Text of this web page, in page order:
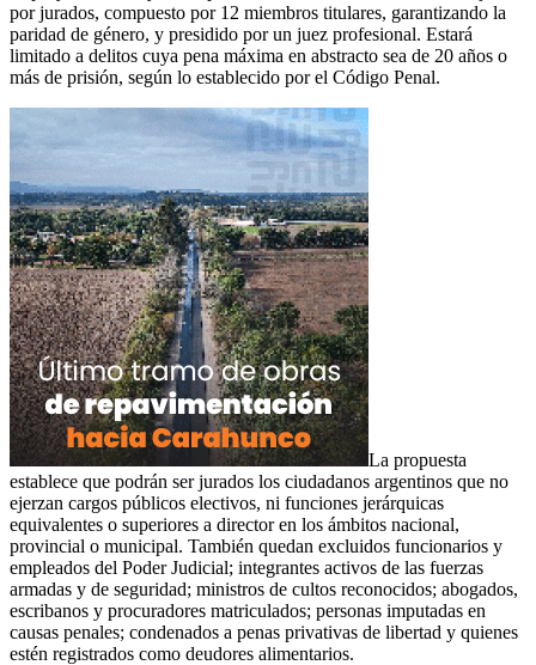
por jurados, compuesto por 12 miembros titulares, garantizando la
paridad de género, y presidido por un juez profesional. Estará
limitado a delitos cuya pena máxima en abstracto sea de 20 años o
más de prisión, según lo establecido por el Código Penal.
La propuesta
establece que podrán ser jurados los ciudadanos argentinos que no
ejerzan cargos públicos electivos, ni funciones jerárquicas
equivalentes o superiores a director en los ámbitos nacional,
provincial o municipal. También quedan excluidos funcionarios y
empleados del Poder Judicial; integrantes activos de las fuerzas
armadas y de seguridad; ministros de cultos reconocidos; abogados,
escribanos y procuradores matriculados; personas imputadas en
causas penales; condenados a penas privativas de libertad y quienes
estén registrados como deudores alimentarios.